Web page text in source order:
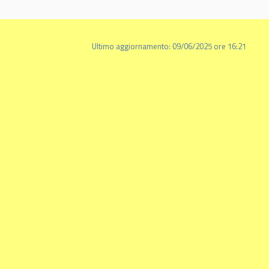
Ultimo aggiornamento: 09/06/2025 ore 16:21